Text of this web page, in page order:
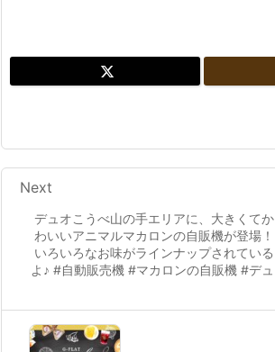
デュオこうべ山の手エリアに、大きくてか
わいいアニマルマカロンの自販機が登場！
いろいろなお味がラインナップされている
よ♪ #自動販売機 #マカロンの自販機 #デュ
Next